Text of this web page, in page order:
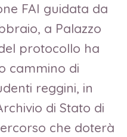
FAI guidata da
a Palazzo
protocollo ha
cammino di
reggini, in
di Stato di
che doterà